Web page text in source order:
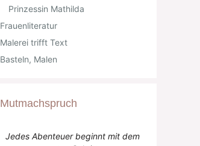
Prinzessin Mathilda
Frauenliteratur
Malerei trifft Text
Basteln, Malen
Mutmachspruch
Jedes Abenteuer beginnt mit dem